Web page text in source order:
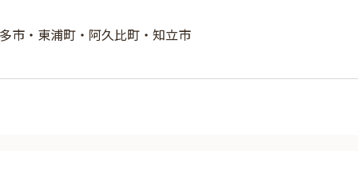
市・東浦町・阿久比町・知立市